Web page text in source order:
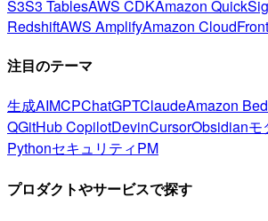
S3S3 TablesAWS CDKAmazon
RedshiftAWS AmplifyAmazon CloudFront
注目のテーマ
生成AIMCPChatGPTClaudeAmazon
QGitHub CopilotDevinCursorObsidianモ
PythonセキュリティPM
プロダクトやサービスで探す